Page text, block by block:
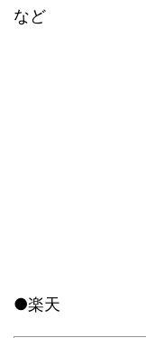
など
●楽天